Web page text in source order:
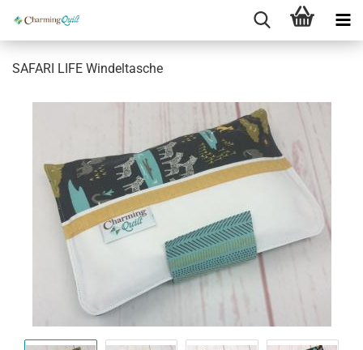
SAFARI LIFE Windeltasche